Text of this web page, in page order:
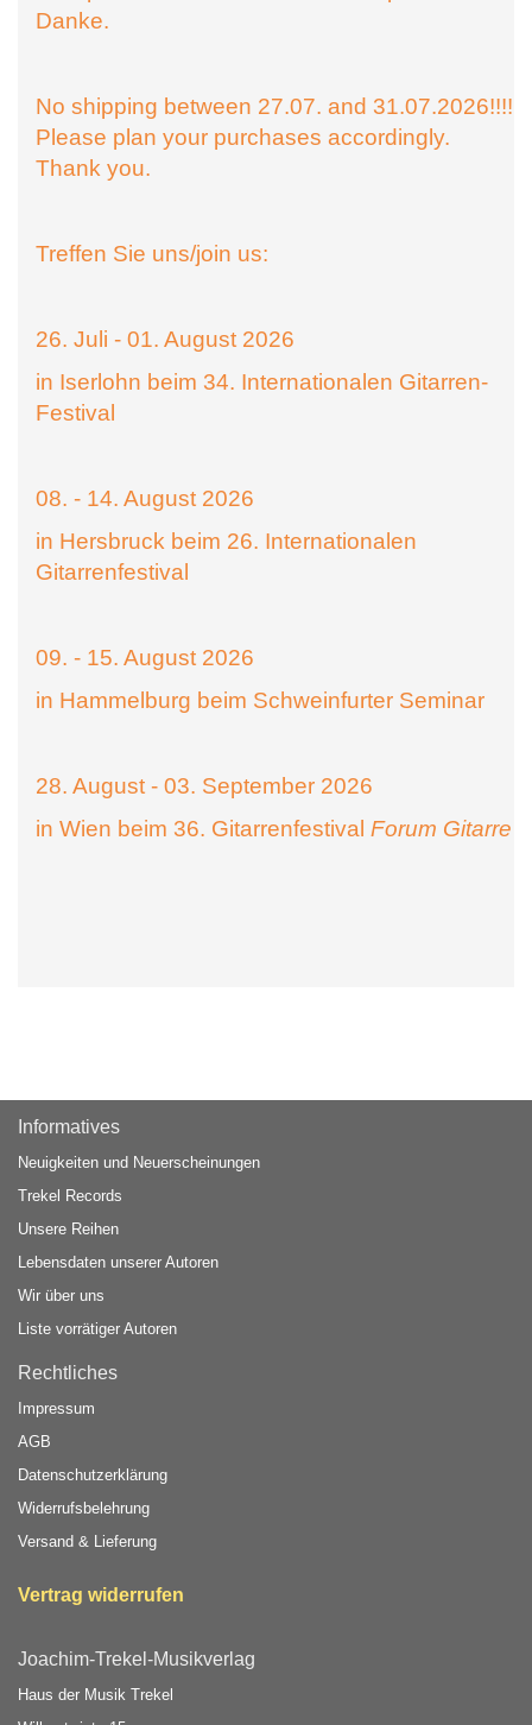
Danke.
No shipping between 27.07. and 31.07.2026!!!!
Please plan your purchases accordingly.
Thank you.
Treffen Sie uns/join us:
26. Juli - 01. August 2026
in Iserlohn beim 34. Internationalen Gitarren-
Festival
08. - 14. August 2026
in Hersbruck beim 26. Internationalen
Gitarrenfestival
09. - 15. August 2026
in Hammelburg beim Schweinfurter Seminar
28. August - 03. September 2026
in Wien beim 36. Gitarrenfestival Forum Gitarre
Informatives
Neuigkeiten und Neuerscheinungen
Trekel Records
Unsere Reihen
Lebensdaten unserer Autoren
Wir über uns
Liste vorrätiger Autoren
Rechtliches
Impressum
AGB
Datenschutzerklärung
Widerrufsbelehrung
Versand & Lieferung
Vertrag widerrufen
Joachim-Trekel-Musikverlag
Haus der Musik Trekel